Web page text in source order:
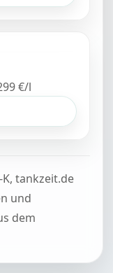
€/l
tankzeit.de
und
dem